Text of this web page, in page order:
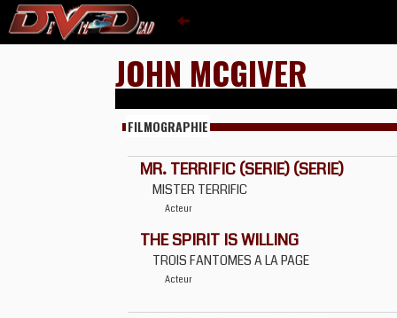
JOHN MCGIVER
FILMOGRAPHIE
MR. TERRIFIC (SERIE) (SERIE)
MISTER TERRIFIC
Acteur
THE SPIRIT IS WILLING
TROIS FANTOMES A LA PAGE
Acteur